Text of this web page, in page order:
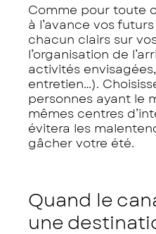
Comme pour toute
à l’avance vos
chacun clairs sur
l’organisation de
activités
entretien…).
personnes ayant le
mêmes centres
évitera les
gâcher votre été.
Quand le
une